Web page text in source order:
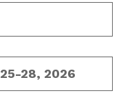
28, 2026